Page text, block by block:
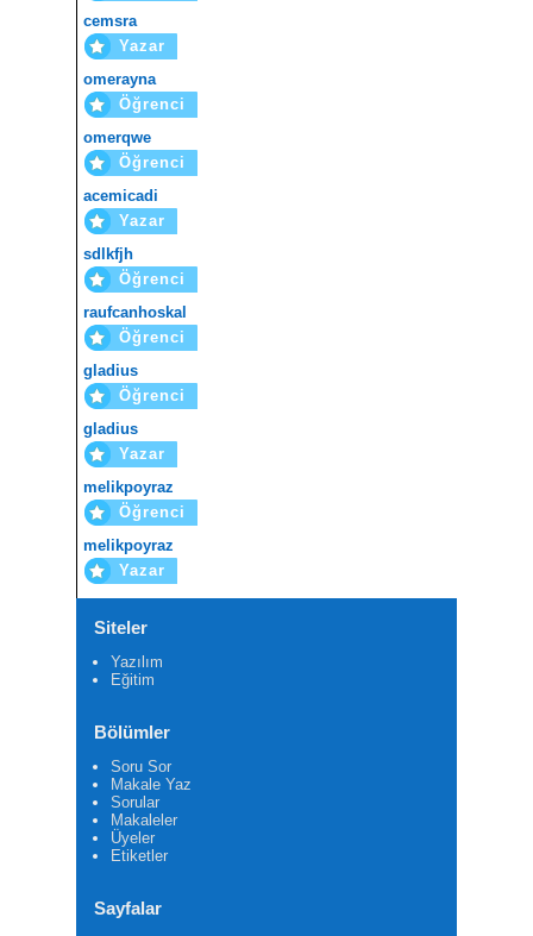
cemsra
Yazar
omerayna
Öğrenci
omerqwe
Öğrenci
acemicadi
Yazar
sdlkfjh
Öğrenci
raufcanhoskal
Öğrenci
gladius
Öğrenci
gladius
Yazar
melikpoyraz
Öğrenci
melikpoyraz
Yazar
Siteler
Yazılım
Eğitim
Bölümler
Soru Sor
Makale Yaz
Sorular
Makaleler
Üyeler
Etiketler
Sayfalar